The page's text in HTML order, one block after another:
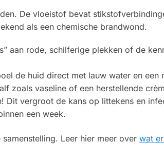
De vloeistof bevat
als een chemische brandwond.
aan rode, schilferige plekken of de
de huid direct met lauw water en
zoals vaseline of een herstellende
Dit vergroot de kans op littekens en
een week.
Leer hier meer overwat